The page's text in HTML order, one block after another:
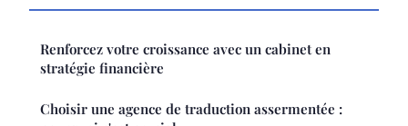
Renforcez votre croissance avec un cabinet en
stratégie financière
Choisir une agence de traduction assermentée :